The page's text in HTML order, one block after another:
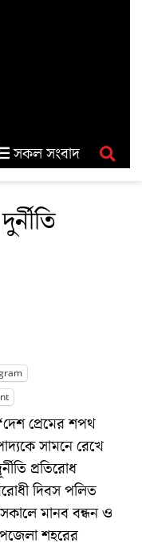
সকল সংবাদ
প্রেমের শপথ
সামনে রেখে
প্রতিরোধ
দিবস পলিত
মানব বন্ধন ও
শহরের